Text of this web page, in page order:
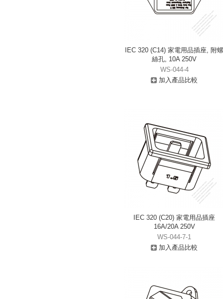
IEC 320 (C14) 家電用品插座, 附螺
絲孔, 10A 250V
WS-044-4
加入產品比較
IEC 320 (C20) 家電用品插座
16A/20A 250V
WS-044-7-1
加入產品比較